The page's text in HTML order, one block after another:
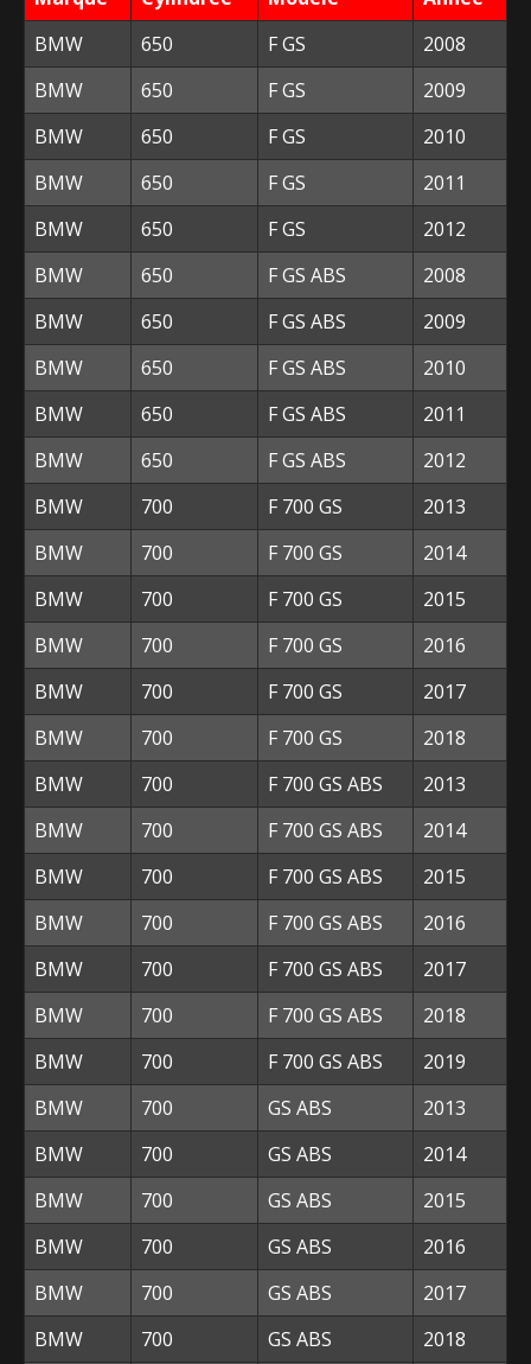
BMW
650 F GS
2008
BMW
650 F GS
2009
BMW
650 F GS
2010
BMW
650 F GS
2011
BMW
650 F GS
2012
BMW
650 F GS ABS
2008
BMW
650 F GS ABS
2009
BMW
650 F GS ABS
2010
BMW
650 F GS ABS
2011
BMW
650 F GS ABS
2012
BMW
700 F 700 GS
2013
BMW
700 F 700 GS
2014
BMW
700 F 700 GS
2015
BMW
700 F 700 GS
2016
BMW
700 F 700 GS
2017
BMW
700 F 700 GS
2018
BMW
700 F 700 GS ABS
2013
BMW
700 F 700 GS ABS
2014
BMW
700 F 700 GS ABS
2015
BMW
700 F 700 GS ABS
2016
BMW
700 F 700 GS ABS
2017
BMW
700 F 700 GS ABS
2018
BMW
700 F 700 GS ABS
2019
BMW
700 GS ABS
2013
BMW
700 GS ABS
2014
BMW
700 GS ABS
2015
BMW
700 GS ABS
2016
BMW
700 GS ABS
2017
BMW
700 GS ABS
2018